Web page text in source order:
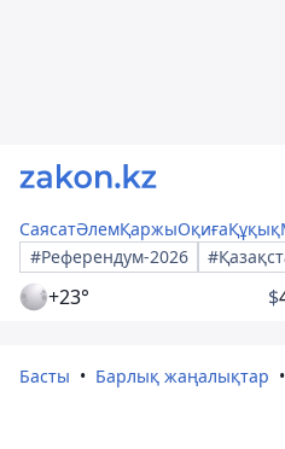
СаясатӘлемҚаржыОқиғаҚұқық
#Референдум-2026
+23° $
Басты Барлық жаңалықтар